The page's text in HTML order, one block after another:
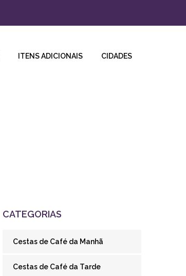
ITENS ADICIONAIS CIDADES
CATEGORIAS
Cestas de Café da Manhã
Cestas de Café da Tarde